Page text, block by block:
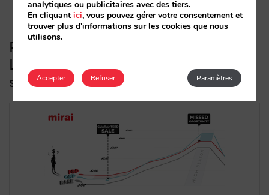
Prix par jour ou par occupation ?
L’impact de la connectivité sur votre
stratégie de revenus (Partie 1)
analytiques ou publicitaires avec des tiers.
En cliquantici, vous pouvez gérer votre consentement et
trouver plus d'informations sur les cookies que nous
utilisons.
Accepter Paramètres
Refuser